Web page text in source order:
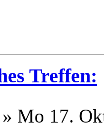
Treffen:
» Mo 17.